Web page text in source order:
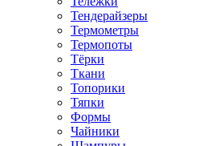
Тендерайзеры
Термометры
Термопоты
Тёрки
Ткани
Топорики
Тяпки
Формы
Чайники